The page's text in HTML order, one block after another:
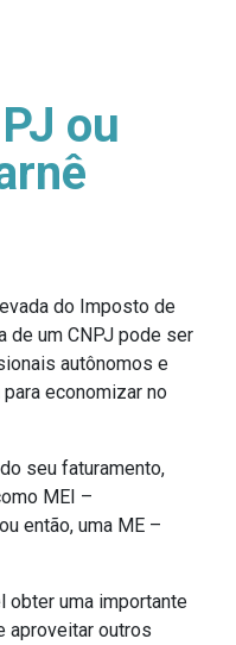
ou
do Imposto de
de um CNPJ pode ser
autônomos e
economizar no
seu faturamento,
MEI –
então, uma ME –
obter uma importante
aproveitar outros